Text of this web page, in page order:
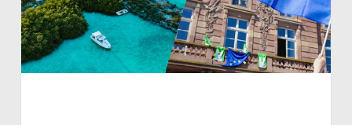
se
tromper